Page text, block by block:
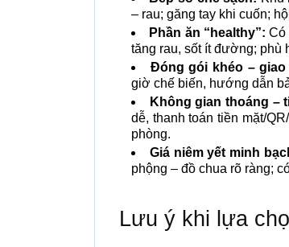
– rau; găng tay khi cuốn;
Phần ăn “healthy”: Có
tăng rau, sốt ít đường; phù
Đóng gói khéo – giao
giờ chế biến, hướng dẫn
Không gian thoáng –
dễ, thanh toán tiền mặt/
phòng.
Giá niêm yết minh
phộng – đồ chua rõ ràng;
Lưu ý khi lựa